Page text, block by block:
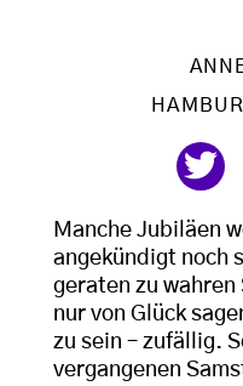
Manche Jubiläen
angekündigt noch
geraten zu
nur von Glück
zu sein – zufällig.
vergangenen